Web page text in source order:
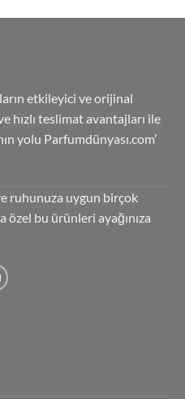
etkileyici ve orijinal
hızlı teslimat avantajları ile
yolu Parfumdünyası.com’
ruhunuza uygun birçok
özel bu ürünleri ayağınıza